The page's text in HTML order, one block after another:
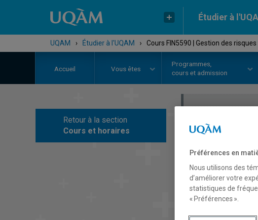
Étudier à
UQAM › Étudier à l'UQAM › Cours FIN5590 | Gestion des
Accueil Vous êtes
Programmes,
cours et admission
Retour à la section
Cours et horaires
COURS
Préférences en
Nous utilisons des
d’améliorer votre
statistiques de
« Préférences ».